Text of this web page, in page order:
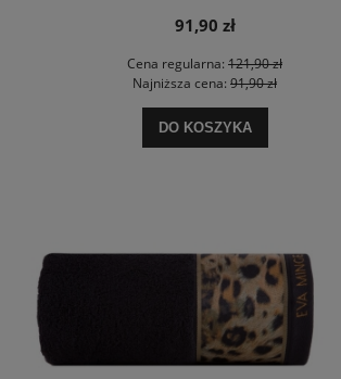
91,90 zł
Cena regularna: 121,90 zł
Najniższa cena: 91,90 zł
DO KOSZYKA